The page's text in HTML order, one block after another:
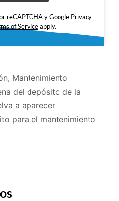
reCAPTCHA y Google Privacy
of Serviceapply.
, Mantenimiento
del depósito de la
a aparecer
para el mantenimiento